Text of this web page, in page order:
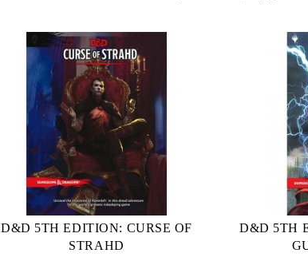
D&D 5TH EDITION: CURSE OF
STRAHD
D&D 5TH